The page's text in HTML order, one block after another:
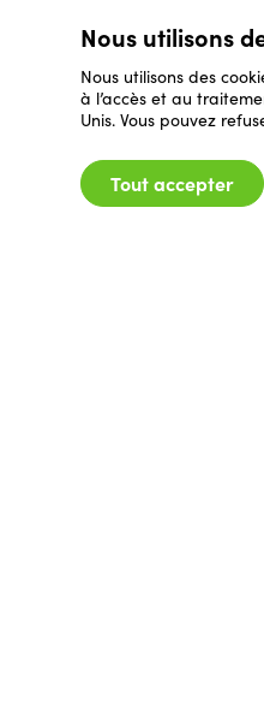
Nous utilisons
Nous utilisons des
à l’accès et au
Unis. Vous pouvez
Tout accepter